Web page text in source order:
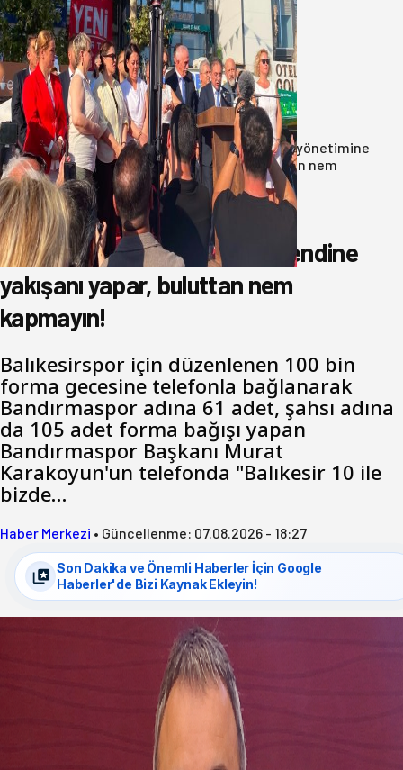
Yeni Parti Bandırma Teşkilatı kuruldu
06 Ağustos 2026
Anasayfa/Genel/Oğuzbeyi’nden Balıkesirspor yönetimine
cevap : Herkes kendine yakışanı yapar, buluttan nem
kapmayın!
Oğuzbeyi’nden Balıkesirspor
yönetimine cevap : Herkes kendine
yakışanı yapar, buluttan nem
kapmayın!
Balıkesirspor için düzenlenen 100 bin
forma gecesine telefonla bağlanarak
Bandırmaspor adına 61 adet, şahsı adına
da 105 adet forma bağışı yapan
Bandırmaspor Başkanı Murat
Karakoyun'un telefonda "Balıkesir 10 ile
bizde…
Haber Merkezi • Güncellenme: 07.08.2026 - 18:27
Son Dakika ve Önemli Haberler İçin Google
Haberler'de Bizi Kaynak Ekleyin!